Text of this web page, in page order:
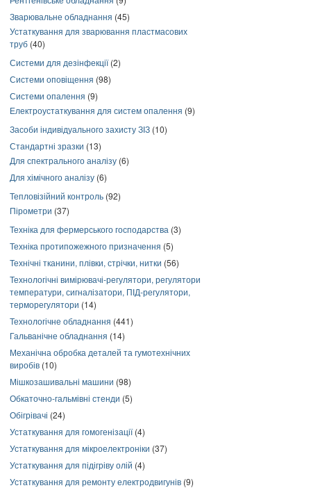
Зварювальне обладнання (45)
Устаткування для зварювання пластмасових
труб (40)
Системи для дезінфекції(2)
Системи оповіщення (98)
Системи опалення (9)
Електроустаткування для систем опалення (9)
Засоби індивідуального захисту ЗІЗ (10)
Стандартні зразки (13)
Для спектрального аналізу (6)
Для хімічного аналізу (6)
Тепловізійний контроль (92)
Пірометри (37)
Техніка для фермерського господарства (3)
Техніка протипожежного призначення (5)
Технічні тканини, плівки, стрічки, нитки (56)
Технологічні вимірювачі-регулятори, регулятори
температури, сигналізатори, ПІД-регулятори,
терморегулятори (14)
Технологічне обладнання (441)
Гальванічне обладнання (14)
Механічна обробка деталей та гумотехнічних
виробів (10)
Мішкозашивальні машини (98)
Обкаточно-гальмівні стенди (5)
Обігрівачі (24)
Устаткування для гомогенізації(4)
Устаткування для мікроелектроніки (37)
Устаткування для підігріву олій (4)
Устаткування для ремонту електродвигунів (9)